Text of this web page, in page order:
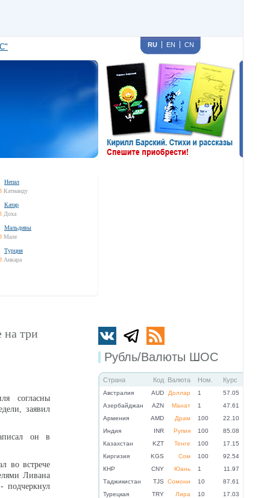
RU EN CN
Непал
Катманду
Катар
Доха
Мальдивы
Мале
Турция
Анкара
Рубль/Валюты ШОС
Страна Код Валюта Ном. Курс
Австралия AUD Доллар 1
57.05
Азербайджан
AZN Манат 1
47.61
Армения
AMD Драм 100
22.10
Индия
INR Рупия 100
85.08
Казахстан
KZT Тенге 100
17.15
Киргизия
KGS Сом 100
92.54
КНР
CNY Юань 1
11.97
Таджикистан
TJS Сомони 10
87.61
Турецкая
TRY Лира 10
17.03
на три
согласны
заявил
он в
во встрече
Ливана
подчеркнул